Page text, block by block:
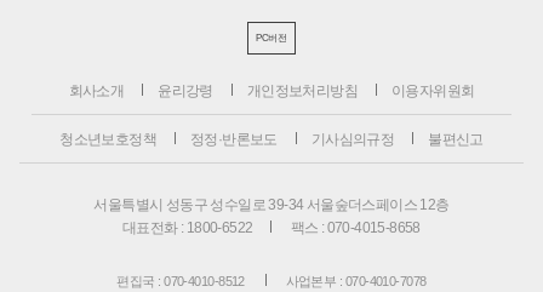
PC버전
회사소개 윤리강령 개인정보처리방침 이용자위원회
청소년보호정책 정정·반론보도 기사심의규정 불편신고
서울특별시 성동구 성수일로 39-34 서울숲더스페이스 12층
대표전화 : 1800-6522
팩스 : 070-4015-8658
편집국 : 070-4010-8512 사업본부 : 070-4010-7078